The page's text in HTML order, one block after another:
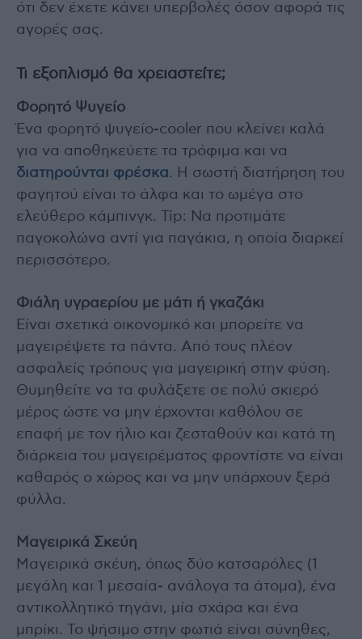
ότι δεν έχετε κάνει υπερβολές όσον αφορά τις
αγορές σας.
Τι εξοπλισμό θα χρειαστείτε;
Φορητό Ψυγείο
Ένα φορητό ψυγείο-cooler που κλείνει καλά
για να αποθηκεύετε τα τρόφιμα και να
διατηρούνται φρέσκα. Η σωστή διατήρηση του
φαγητού είναι το άλφα και το ωμέγα στο
ελεύθερο κάμπινγκ. Tip: Να προτιμάτε
παγοκολώνα αντί για παγάκια, η οποία διαρκεί
περισσότερο.
Φιάλη υγραερίου με μάτι ή γκαζάκι
Είναι σχετικά οικονομικό και μπορείτε να
μαγειρέψετε τα πάντα. Από τους πλέον
ασφαλείς τρόπους για μαγειρική στην φύση.
Θυμηθείτε να τα φυλάξετε σε πολύ σκιερό
μέρος ώστε να μην έρχονται καθόλου σε
επαφή με τον ήλιο και ζεσταθούν και κατά τη
διάρκεια του μαγειρέματος φροντίστε να είναι
καθαρός ο χώρος και να μην υπάρχουν ξερά
φύλλα.
Μαγειρικά Σκεύη
Μαγειρικά σκέυη, όπως δύο κατσαρόλες (1
μεγάλη και 1 μεσαία- ανάλογα τα άτομα), ένα
αντικολλητικό τηγάνι, μία σχάρα και ένα
μπρίκι. Το ψήσιμο στην φωτιά είναι σύνηθες,